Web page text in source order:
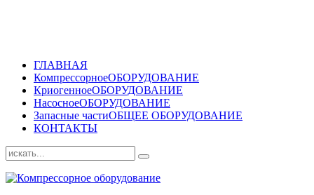
ГЛАВНАЯ
КомпрессорноеОБОРУДОВАНИЕ
КриогенноеОБОРУДОВАНИЕ
НасосноеОБОРУДОВАНИЕ
Запасные частиОБЩЕЕ ОБОРУДОВАНИЕ
КОНТАКТЫ